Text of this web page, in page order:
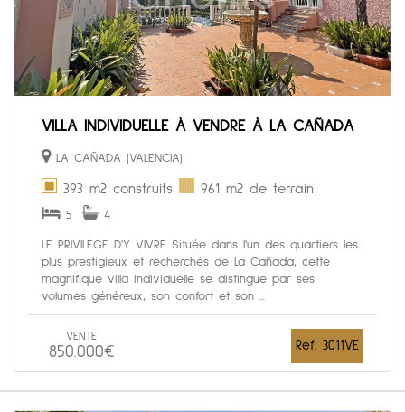
VILLA INDIVIDUELLE À VENDRE À LA CAÑADA
LA CAÑADA (VALENCIA)
393 m2 construits 961 m2 de terrain
5 4
LE PRIVILÈGE D'Y VIVRE Située dans l'un des quartiers les
plus prestigieux et recherchés de La Cañada, cette
magnifique villa individuelle se distingue par ses
volumes généreux, son confort et son ...
VENTE
850.000€ Ref. 3011VE